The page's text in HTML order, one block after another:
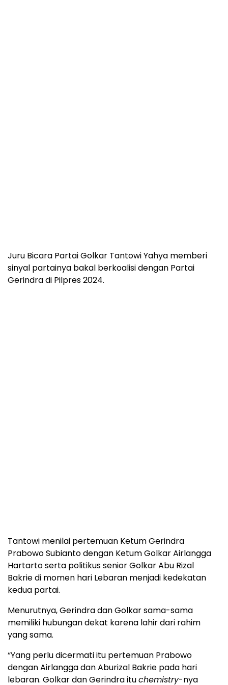
Juru Bicara Partai Golkar Tantowi Yahya memberi
sinyal partainya bakal berkoalisi dengan Partai
Gerindra di Pilpres 2024.
Tantowi menilai pertemuan Ketum Gerindra
Prabowo Subianto dengan Ketum Golkar Airlangga
Hartarto serta politikus senior Golkar Abu Rizal
Bakrie di momen hari Lebaran menjadi kedekatan
kedua partai.
Menurutnya, Gerindra dan Golkar sama-sama
memiliki hubungan dekat karena lahir dari rahim
yang sama.
“Yang perlu dicermati itu pertemuan Prabowo
dengan Airlangga dan Aburizal Bakrie pada hari
lebaran. Golkar dan Gerindra ituchemistry-nya